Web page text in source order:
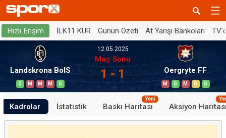
Hızlı Erişim İLK11 KUR Günün Özeti At Yarışı Bankoları
Landskrona BoIS
G M M M G
12.05.2025
Maç Sonu
1 - 1 Oergryte FF
M G M B G
Kadrolar İstatistik Baskı Haritası
Yeni
Aksiyon